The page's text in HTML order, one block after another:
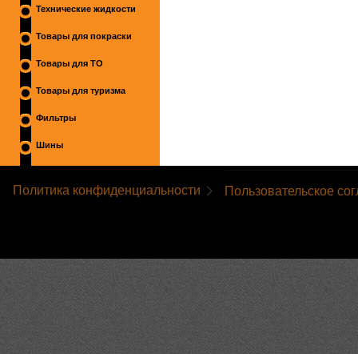
Технические жидкости
Товары для покраски
Товары для ТО
Товары для туризма
Фильтры
Шины
Политика конфиденциальности Пользовательское